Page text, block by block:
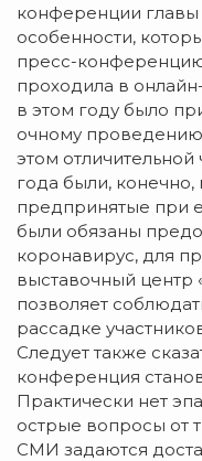
конференции главы
особенности,
пресс-
проходила в
в этом году было
очному
этом
года были,
предпринятые при
были обязаны
коронавирус, для
выставочный центр
позволяет
рассадке
Следует также
конференция
Практически нет
острые вопросы от
СМИ задаются